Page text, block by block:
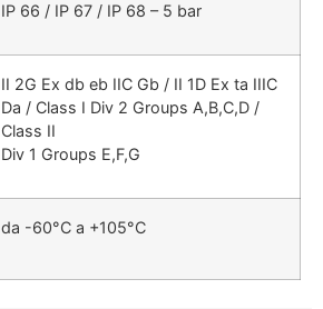
IP 66 / IP 67 / IP 68 – 5 bar
II 2G Ex db eb IIC Gb / II 1D Ex ta IIIC
Da / Class I Div 2 Groups A,B,C,D /
Class II
Div 1 Groups E,F,G
da -60°C a +105°C